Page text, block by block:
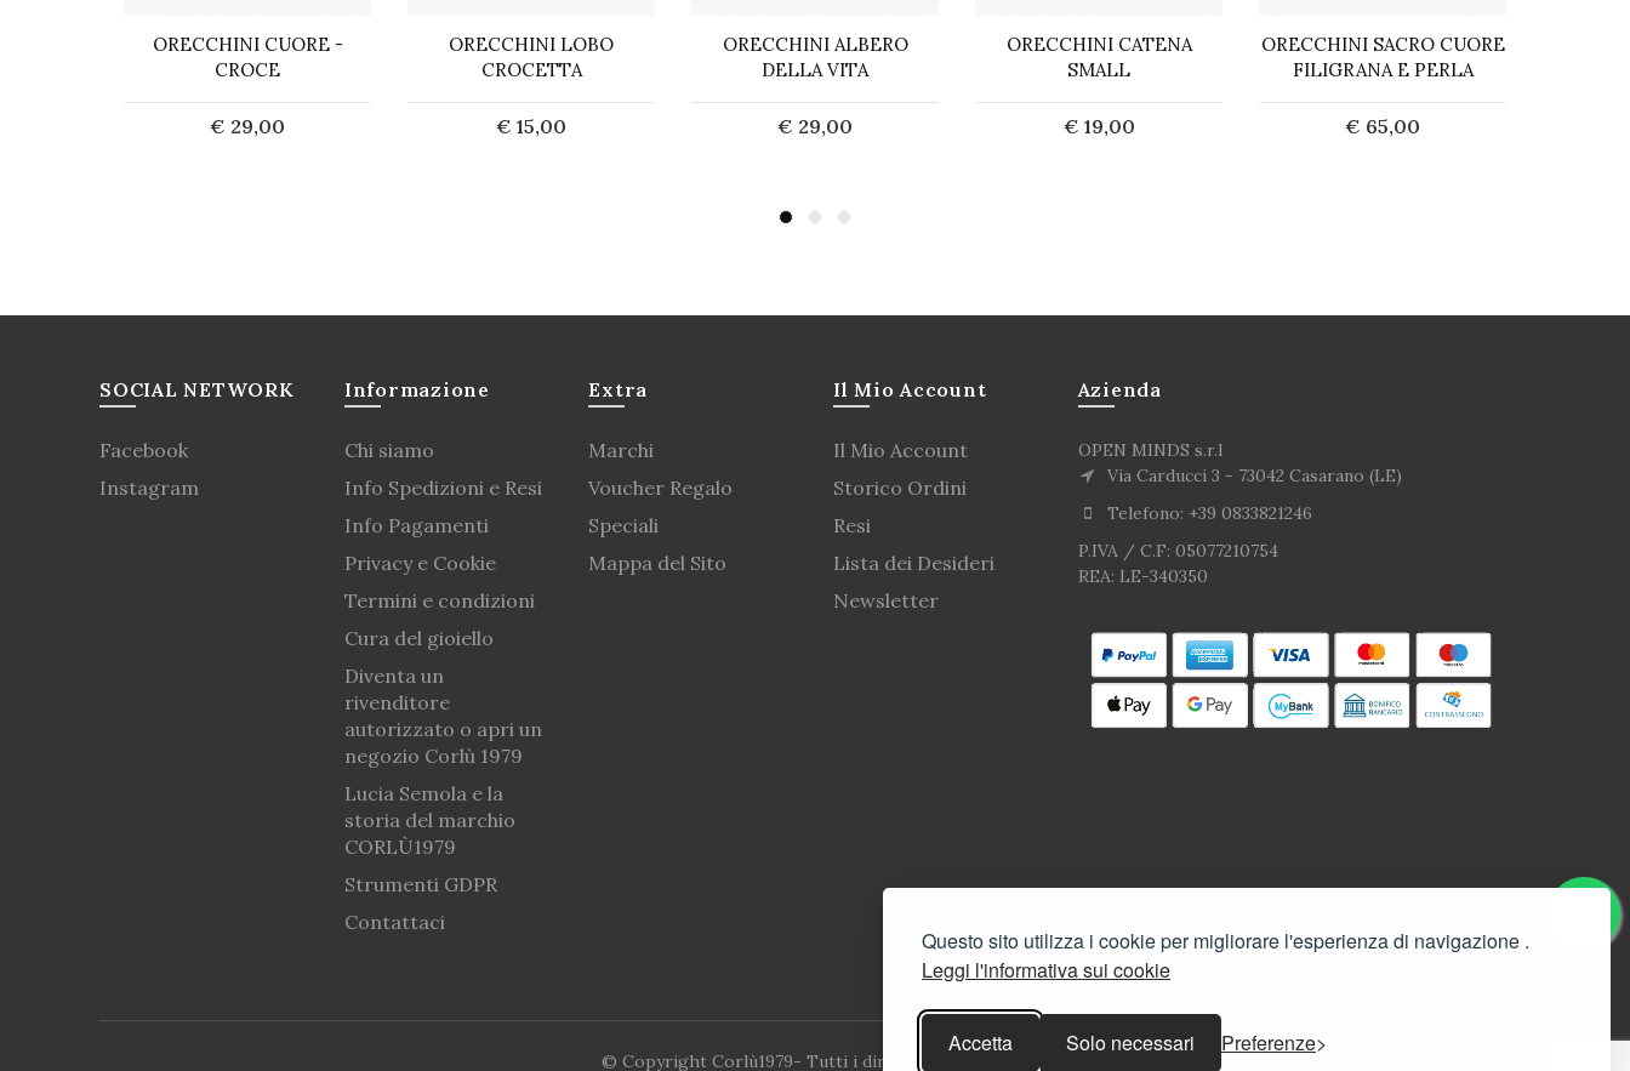
Questo sito utilizza i cookie per migliorare l'esperienza di navigazione .
Leggi l'informativa sui cookie
Accetta Solo necessari Preferenze
ORECCHINI CUORE -
CROCE
€ 29,00
ORECCHINI LOBO
CROCETTA
€ 15,00
ORECCHINI ALBERO
DELLA VITA
€ 29,00
ORECCHINI CATENA
SMALL
€ 19,00
ORECCHINI SACRO CUORE
FILIGRANA E PERLA
€ 65,00
SOCIAL NETWORK
Facebook
Instagram
Informazione
Chi siamo
Info Spedizioni e Resi
Info Pagamenti
Privacy e Cookie
Termini e condizioni
Cura del gioiello
Diventa un
rivenditore
autorizzato o apri un
negozio Corlù 1979
Lucia Semola e la
storia del marchio
CORLÙ1979
Strumenti GDPR
Contattaci
Extra
Marchi
Voucher Regalo
Speciali
Mappa del Sito
Il Mio Account
Il Mio Account
Storico Ordini
Resi
Lista dei Desideri
Newsletter
Azienda
OPEN MINDS s.r.l
Via Carducci 3 - 73042 Casarano (LE)
Telefono: +39 0833821246
P.IVA / C.F: 05077210754
REA: LE-340350
© Copyright Corlù1979- Tutti i diritti riservati. 2026